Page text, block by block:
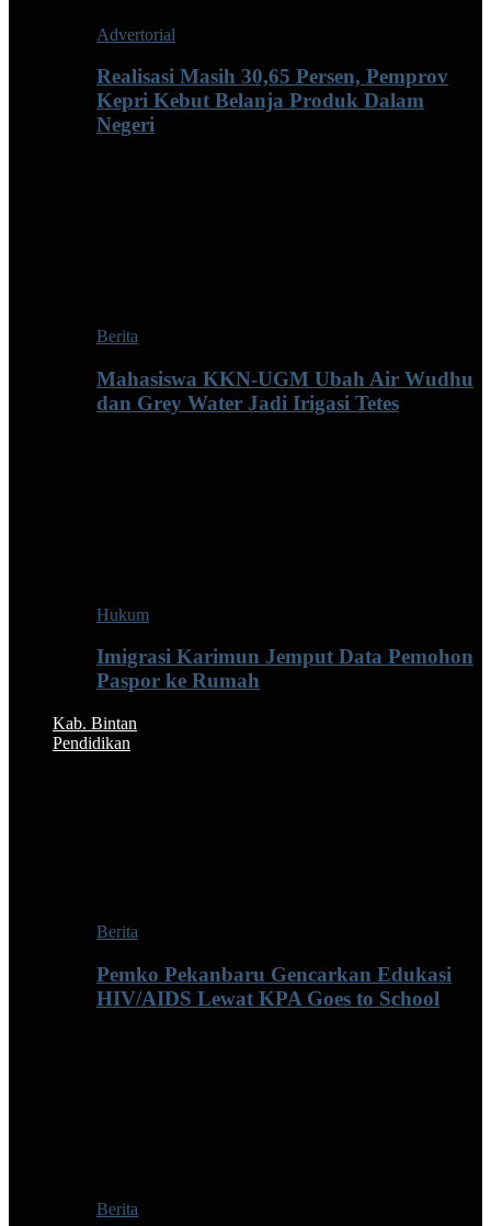
Advertorial
Realisasi Masih 30,65 Persen, Pemprov
Kepri Kebut Belanja Produk Dalam
Negeri
Berita
Mahasiswa KKN-UGM Ubah Air Wudhu
dan Grey Water Jadi Irigasi Tetes
Hukum
Imigrasi Karimun Jemput Data Pemohon
Paspor ke Rumah
Kab. Bintan
Pendidikan
Berita
Pemko Pekanbaru Gencarkan Edukasi
HIV/AIDS Lewat KPA Goes to School
Berita